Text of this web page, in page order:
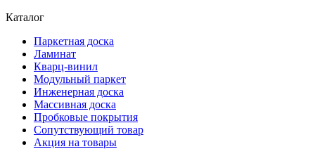
Каталог
Паркетная доска
Ламинат
Кварц-винил
Модульный паркет
Инженерная доска
Массивная доска
Пробковые покрытия
Сопутствующий товар
Акция на товары